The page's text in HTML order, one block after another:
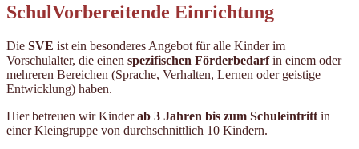
SchulVorbereitende Einrichtung
Die SVE ist ein besonderes Angebot für alle Kinder im
Vorschulalter, die einen spezifischen Förderbedarfin einem oder
mehreren Bereichen (Sprache, Verhalten, Lernen oder geistige
Entwicklung) haben.
Hier betreuen wir Kinderab 3 Jahren bis zum Schuleintritt in
einer Kleingruppe von durchschnittlich 10 Kindern.